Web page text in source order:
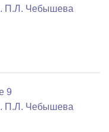
П.Л. Чебышева
9
П.Л. Чебышева